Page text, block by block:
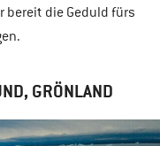
die Geduld fürs
GRÖNLAND